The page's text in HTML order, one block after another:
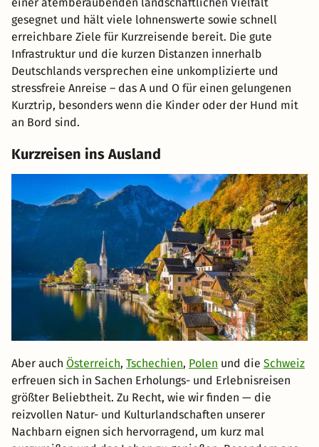
einer atemberaubenden landschaftlichen Vielfalt
gesegnet und hält viele lohnenswerte sowie schnell
erreichbare Ziele für Kurzreisende bereit. Die gute
Infrastruktur und die kurzen Distanzen innerhalb
Deutschlands versprechen eine unkomplizierte und
stressfreie Anreise – das A und O für einen gelungenen
Kurztrip, besonders wenn die Kinder oder der Hund mit
an Bord sind.
Kurzreisen ins Ausland
Aber auch Österreich, Tschechien, Polen und die Schweiz
erfreuen sich in Sachen Erholungs- und Erlebnisreisen
größter Beliebtheit. Zu Recht, wie wir finden — die
reizvollen Natur- und Kulturlandschaften unserer
Nachbarn eignen sich hervorragend, um kurz mal